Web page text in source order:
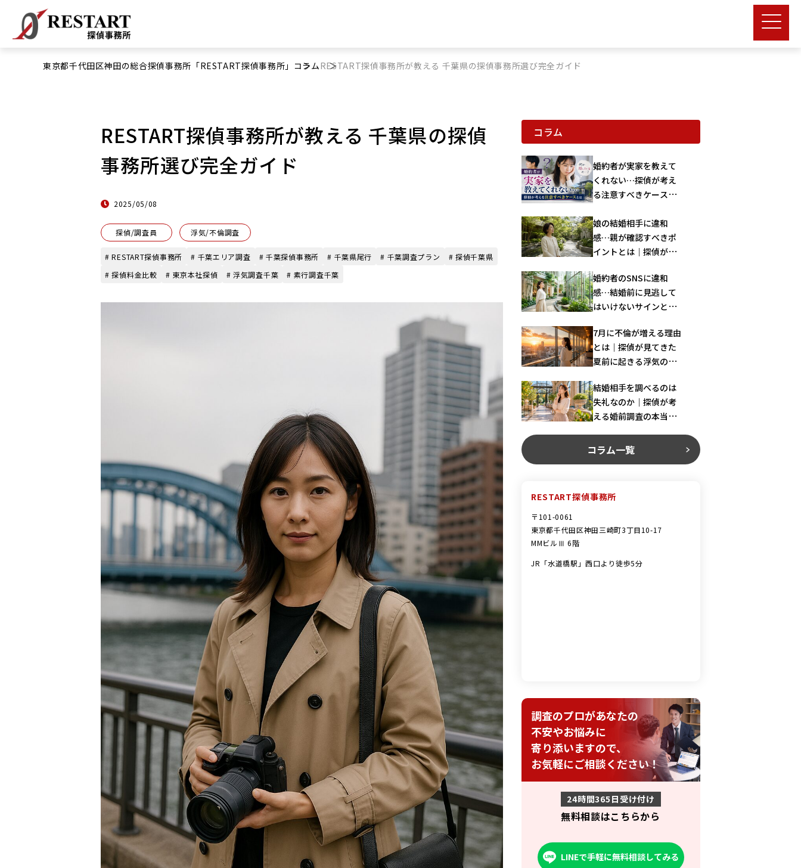
東京都千代田区神田の総合探偵事務所「RESTART探偵事務所」 コラムRESTART探偵事務所が教える 千葉県の探偵事務所選び完全ガイド
RESTART探偵事務所が教える 千葉県の探偵
事務所選び完全ガイド
2025/05/08
探偵/調査員 浮気/不倫調査
# RESTART探偵事務所 # 千葉エリア調査 # 千葉探偵事務所 # 千葉県尾行 # 千葉調査プラン
# 探偵千葉県
# 探偵料金比較
# 東京本社探偵 # 浮気調査千葉 # 素行調査千葉
コラム
婚約者が実家を教えて
くれない…探偵が考え
る注意すべきケースと
娘の結婚相手に違和
感…親が確認すべきポ
イントとは｜探偵が解
婚約者のSNSに違和
感…結婚前に見逃して
はいけないサインとは
7月に不倫が増える理由
とは｜探偵が見てきた
夏前に起きる浮気の共
結婚相手を調べるのは
失礼なのか｜探偵が考
える婚前調査の本当の
コラム一覧
RESTART探偵事務所
〒101-0061
東京都千代田区神田三崎町3丁目10-17
MMビルⅢ 6階
JR「水道橋駅」西口より徒歩5分
調査のプロがあなたの
不安やお悩みに
寄り添いますので、
お気軽にご相談ください！
24時間365日受け付け
無料相談はこちらから
LINEで手軽に無料相談してみる